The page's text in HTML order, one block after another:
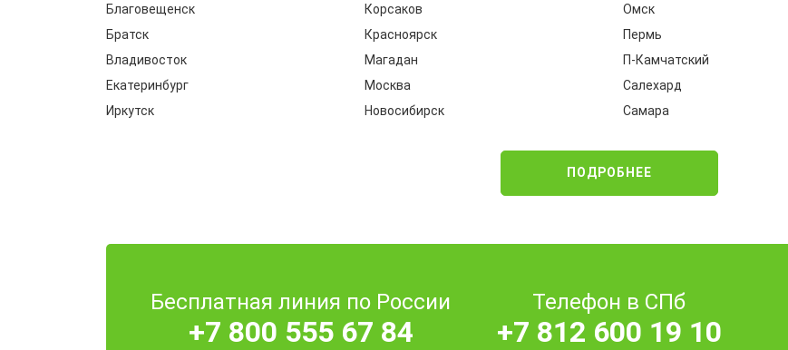
Благовещенск
Братск
Владивосток
Екатеринбург
Иркутск
Корсаков
Красноярск
Магадан
Москва
Новосибирск
Омск
Пермь
П-Камчатский
Салехард
Самара
ПОДРОБНЕЕ
Бесплатная линия по России
+7 800 555 67 84
Телефон в СПб
+7 812 600 19 10